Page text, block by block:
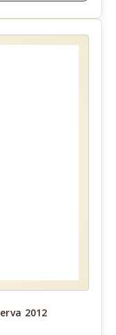
2012